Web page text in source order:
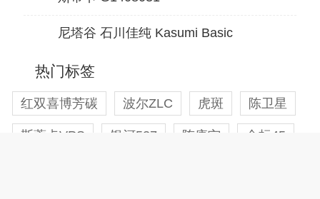
尼塔谷 石川佳纯 Kasumi Basic
热门标签
红双喜博芳碳 波尔ZLC 虎斑 陈卫星
斯蒂卡VPS 银河537 陈康宁 金标45